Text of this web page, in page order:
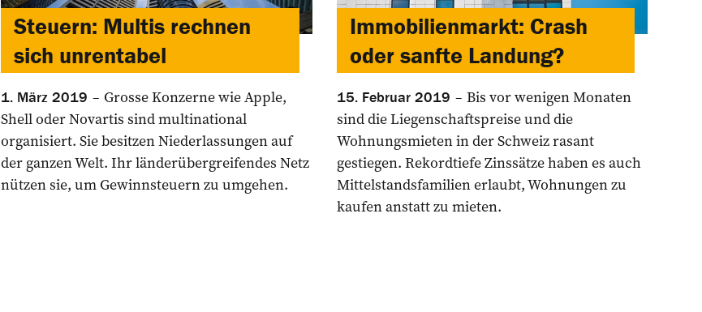
Steuern: Multis rechnen
sich unrentabel
1. März 2019
Grosse Konzerne wie Apple,
Shell oder Novartis sind multinational
organisiert. Sie besitzen Niederlassungen auf
der ganzen Welt. Ihr länderübergreifendes Netz
nützen sie, um Gewinnsteuern zu umgehen.
Immobilienmarkt: Crash
oder sanfte Landung?
15. Februar 2019
Bis vor wenigen Monaten
sind die Liegenschaftspreise und die
Wohnungsmieten in der Schweiz rasant
gestiegen. Rekordtiefe Zinssätze haben es auch
Mittelstandsfamilien erlaubt, Wohnungen zu
kaufen anstatt zu mieten.